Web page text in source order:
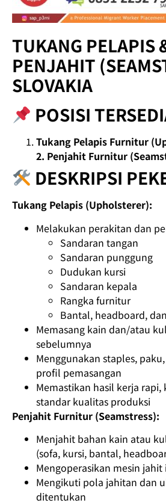
TUKANG PELAPIS
PENJAHIT
SLOVAKIA
POSISI
Tukang Pelapis Furnitur
2. Penjahit Furnitur
DESKRIPSI
Tukang Pelapis (Upholsterer):
Melakukan perakitan dan
Sandaran tangan
Sandaran punggung
Dudukan kursi
Sandaran kepala
Rangka furnitur
Bantal, headboard,
Memasang kain dan/atau
sebelumnya
Menggunakan staples,
profil pemasangan
Memastikan hasil kerja rapi,
standar kualitas produksi
Penjahit Furnitur (Seamstress):
Menjahit bahan kain atau
(sofa, kursi, bantal,
Mengoperasikan mesin
Mengikuti pola jahitan dan
ditentukan